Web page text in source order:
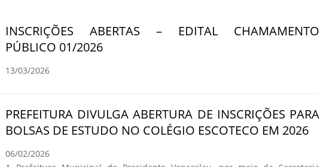
INSCRIÇÕES ABERTAS – EDITAL CHAMAMENTO
PÚBLICO 01/2026
13/03/2026
PREFEITURA DIVULGA ABERTURA DE INSCRIÇÕES PARA
BOLSAS DE ESTUDO NO COLÉGIO ESCOTECO EM 2026
06/02/2026